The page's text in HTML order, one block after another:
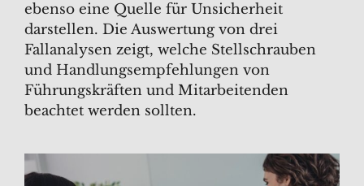
ebenso eine Quelle für Unsicherheit
darstellen. Die Auswertung von drei
Fallanalysen zeigt, welche Stellschrauben
und Handlungsempfehlungen von
Führungskräften und Mitarbeitenden
beachtet werden sollten.